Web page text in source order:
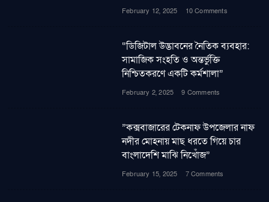
February 12, 2025 10 Comments
“ডিজিটাল উদ্ভাবনের নৈতিক ব্যবহার:
সামাজিক সংহতি ও অন্তর্ভুক্তি
নিশ্চিতকরণে একটি কর্মশালা”
February 2, 2025 9 Comments
”কক্সবাজারের টেকনাফ উপজেলার নাফ
নদীর মোহনায় মাছ ধরতে গিয়ে চার
বাংলাদেশি মাঝি নিখোঁজ”
February 15, 2025 7 Comments